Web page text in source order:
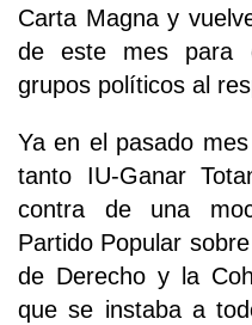
Carta Magna y
de este mes para
grupos políticos al
Ya en el pasado
tanto IU-Ganar
contra de una
Partido Popular
de Derecho y la
que se instaba a